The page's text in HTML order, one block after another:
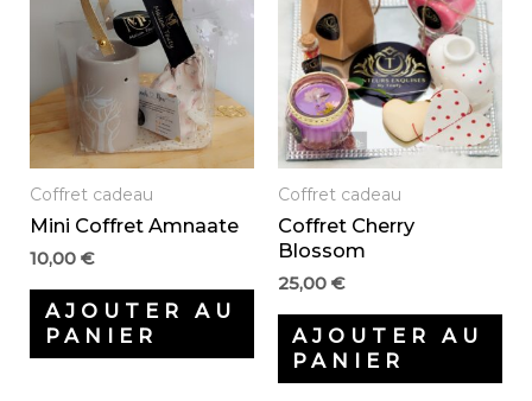
Coffret cadeau
Mini Coffret Amnaate
10,00€
AJOUTER AU
PANIER
Coffret cadeau
Coffret Cherry
Blossom
25,00 €
AJOUTER AU
PANIER